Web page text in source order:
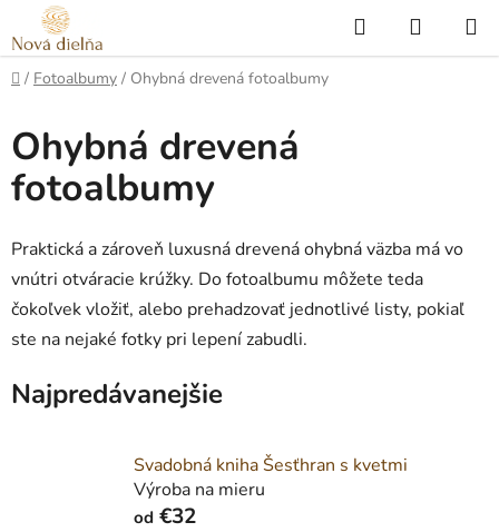
Prejsť
na
obsah
Hľadať
KOŠÍK
Domov
/ Fotoalbumy / Ohybná drevená fotoalbumy
Ohybná drevená
fotoalbumy
Praktická a zároveň luxusná drevená ohybná väzba má vo
vnútri otváracie krúžky. Do fotoalbumu môžete teda
čokoľvek vložiť, alebo prehadzovať jednotlivé listy, pokiaľ
ste na nejaké fotky pri lepení zabudli.
Najpredávanejšie
Svadobná kniha Šesťhran s kvetmi
Výroba na mieru
od €32